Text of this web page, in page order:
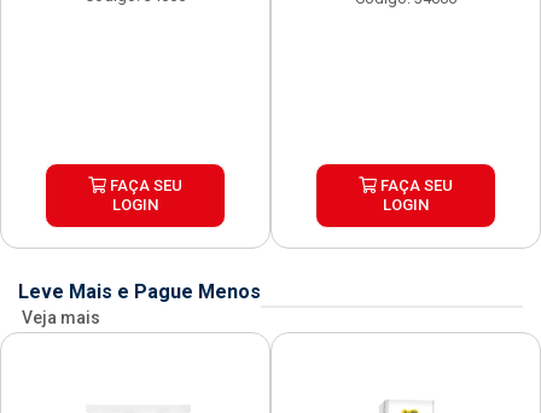
FAÇA SEU
LOGIN
FAÇA SEU
LOGIN
Leve Mais e Pague Menos
Veja mais